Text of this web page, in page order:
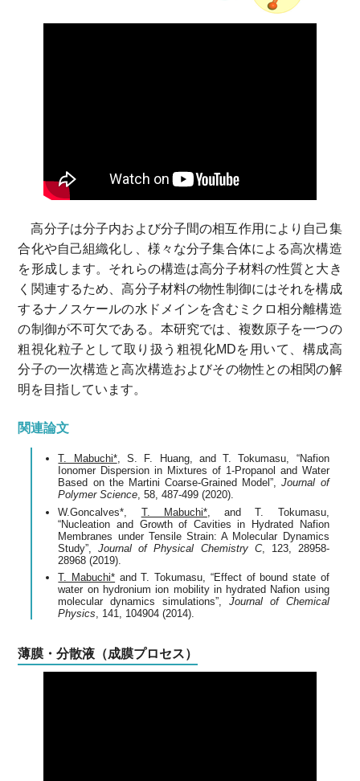
高分子は分子内および分子間の相互作用により自己集
合化や自己組織化し、様々な分子集合体による高次構造
を形成します。それらの構造は高分子材料の性質と大き
く関連するため、高分子材料の物性制御にはそれを構成
するナノスケールの水ドメインを含むミクロ相分離構造
の制御が不可欠である。本研究では、複数原子を一つの
粗視化粒子として取り扱う粗視化MDを用いて、構成高
分子の一次構造と高次構造およびその物性との相関の解
明を目指しています。
関連論文
T. Mabuchi*, S. F. Huang, and T. Tokumasu, “Nafion
Ionomer Dispersion in Mixtures of 1‐Propanol and Water
Based on the Martini Coarse-Grained Model”,Journal of
Polymer Science, 58, 487-499 (2020).
W.Goncalves*, T. Mabuchi*, and T. Tokumasu,
“Nucleation and Growth of Cavities in Hydrated Nafion
Membranes under Tensile Strain: A Molecular Dynamics
Study”,Journal of Physical Chemistry C, 123, 28958-
28968 (2019).
T. Mabuchi* and T. Tokumasu, “Effect of bound state of
water on hydronium ion mobility in hydrated Nafion using
molecular dynamics simulations”, Journal of Chemical
Physics, 141, 104904 (2014).
薄膜・分散液（成膜プロセス）